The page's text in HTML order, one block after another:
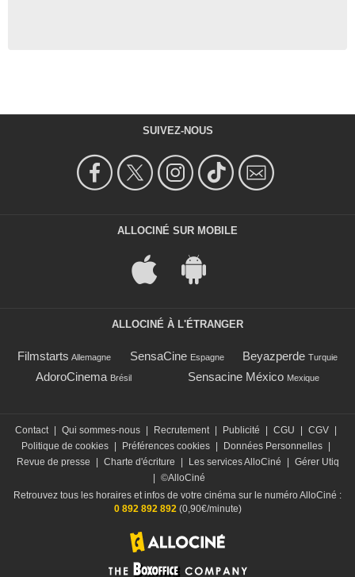
SUIVEZ-NOUS
ALLOCINÉ SUR MOBILE
ALLOCINÉ À L'ÉTRANGER
Filmstarts Allemagne SensaCine Espagne Beyazperde Turquie
AdoroCinema Brésil Sensacine México Mexique
Contact Qui sommes-nous Recrutement Publicité CGU CGV
Politique de cookies
Préférences cookies Données Personnelles
Revue de presse
Charte d'écriture Les services AlloCiné
Gérer Utiq
©AlloCiné
Retrouvez tous les horaires et infos de votre cinéma sur le numéro AlloCiné :
0 892 892 892(0,90€/minute)